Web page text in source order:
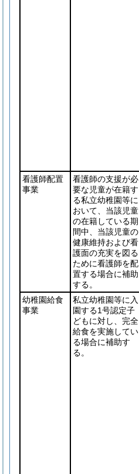
看護師配置
事業
看護師の支援が必
要な児童が在籍す
る私立幼稚園等に
おいて、当該児童
の在籍している期
間中、当該児童の
健康維持および看
護面の充実を図る
ために看護師を配
置する場合に補助
する。
幼稚園給食
事業
私立幼稚園等に入
園する1号認定子
どもに対し、完全
給食を実施してい
る場合に補助す
る。